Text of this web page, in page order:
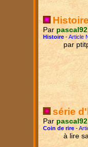
Par pascal92
Histoire -Article
par
série
Par pascal92
Coin de rire -
à lire